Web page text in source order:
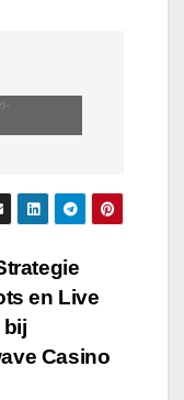
en Live
bij
Casino